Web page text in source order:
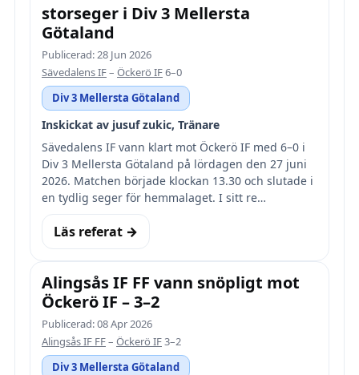
storseger i Div 3 Mellersta
Götaland
Publicerad: 28 Jun 2026
Sävedalens IF– Öckerö IF6–0
Div 3 Mellersta Götaland
Inskickat av jusuf zukic, Tränare
Sävedalens IF vann klart mot Öckerö IF med 6–0 i
Div 3 Mellersta Götaland på lördagen den 27 juni
2026. Matchen började klockan 13.30 och slutade i
en tydlig seger för hemmalaget. I sitt re…
Läs referat →
Alingsås IF FF vann snöpligt mot
Öckerö IF – 3–2
Publicerad: 08 Apr 2026
Alingsås IF FF– Öckerö IF3–2
Div 3 Mellersta Götaland